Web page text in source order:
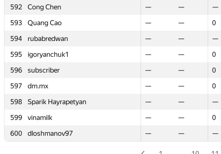
592
Cong Chen — —
—
593
Quang Cao — —
0
594
rubabredwan — —
—
595
igoryanchuk1 — —
0
596
subscriber — —
0
597
dm.mx — —
0
598
Sparik Hayrapetyan — —
—
599
vinamilk — —
0
600
dloshmanov97 — — —
592
Cong Chen — —
—
593
Quang Cao — —
0
594
rubabredwan — —
—
595
igoryanchuk1 — —
0
596
subscriber — —
0
597
dm.mx — —
0
598
Sparik Hayrapetyan — —
—
599
vinamilk — —
0
600
dloshmanov97 — — —